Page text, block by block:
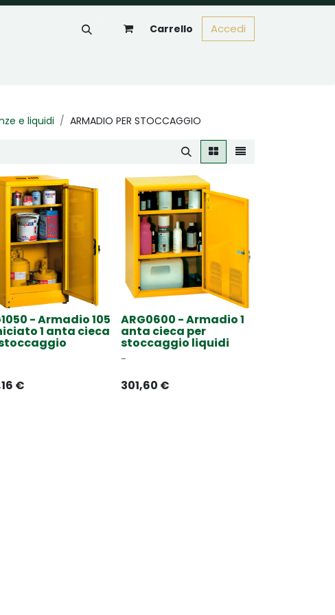
Carrello Accedi
e liquidi
ARMADIO PER STOCCAGGIO
- Armadio 105
1 anta cieca
€
ARG0600 - Armadio 1
anta cieca per
stoccaggio liquidi
-
301,60 €